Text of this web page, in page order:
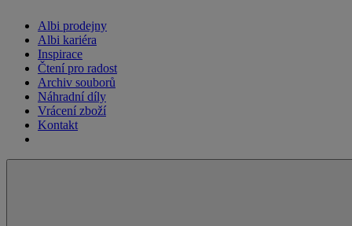
Albi prodejny
Albi kariéra
Inspirace
Čtení pro radost
Archiv souborů
Náhradní díly
Vrácení zboží
Kontakt